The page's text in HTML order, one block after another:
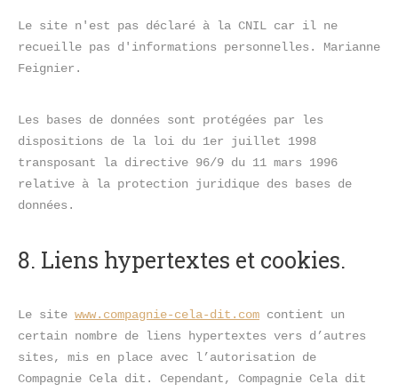
Le site n'est pas déclaré à la CNIL car il ne
recueille pas d'informations personnelles. Marianne
Feignier.
Les bases de données sont protégées par les
dispositions de la loi du 1er juillet 1998
transposant la directive 96/9 du 11 mars 1996
relative à la protection juridique des bases de
données.
8. Liens hypertextes et cookies.
Le site www.compagnie-cela-dit.com contient un
certain nombre de liens hypertextes vers d’autres
sites, mis en place avec l’autorisation de
Compagnie Cela dit. Cependant, Compagnie Cela dit